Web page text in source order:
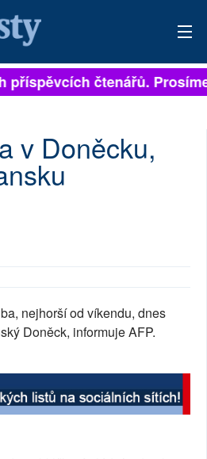
čtenářů.
v Doněcku,
nejhorší od víkendu, dnes
Doněck, informuje AFP.